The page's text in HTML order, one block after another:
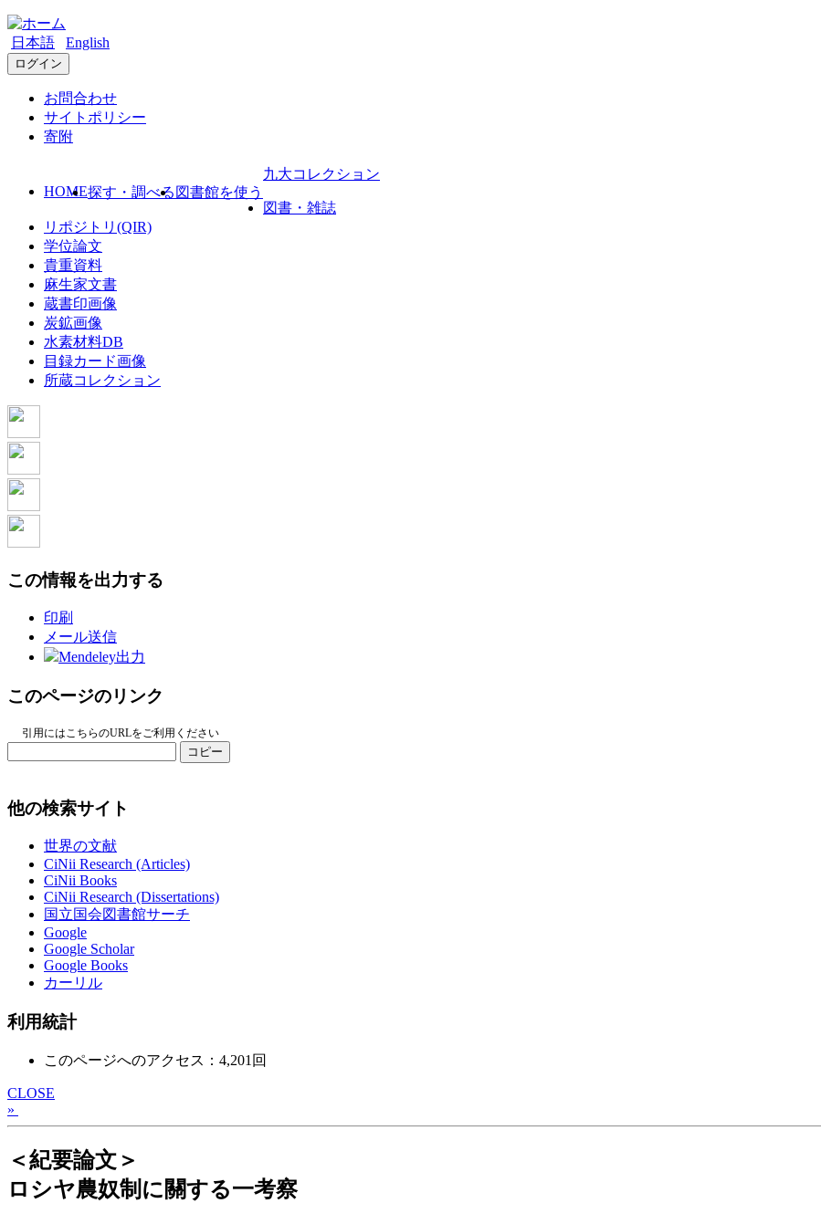
日本語 English
ログイン
お問合わせ
サイトポリシー
寄附
HOME探す・調べる 図書館を使う
九大コレクション
図書・雑誌
リポジトリ(QIR)
学位論文
貴重資料
麻生家文書
蔵書印画像
炭鉱画像
水素材料DB
目録カード画像
所蔵コレクション
この情報を出力する
印刷
メール送信
Mendeley出力
このページのリンク
引用にはこちらのURLをご利用ください
コピー
他の検索サイト
世界の文献
CiNii Research (Articles)
CiNii Books
CiNii Research (Dissertations)
国立国会図書館サーチ
Google
Google Scholar
Google Books
カーリル
利用統計
このページへのアクセス：4,201回
CLOSE
»
＜紀要論文＞
ロシヤ農奴制に關する一考察